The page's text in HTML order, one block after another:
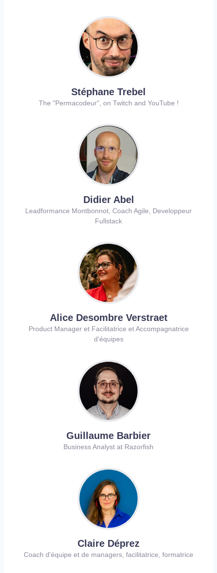
Stéphane Trebel
The "Permacodeur", on Twitch and YouTube !
Didier Abel
Leadformance Montbonnot, Coach Agile, Developpeur
Fullstack
Alice Desombre Verstraet
Product Manager et Facilitatrice et Accompagnatrice
d'équipes
Guillaume Barbier
Business Analyst at Razorfish
Claire Déprez
Coach d'équipe et de managers, facilitatrice, formatrice